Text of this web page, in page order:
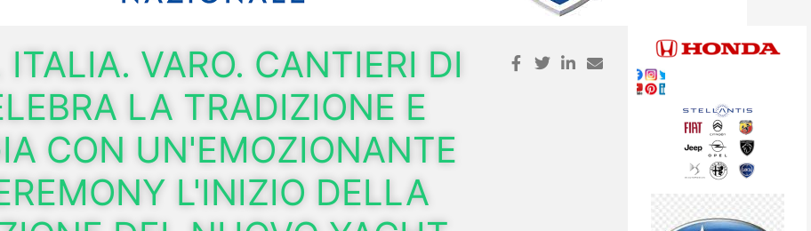
VARO. CANTIERI DI
LA TRADIZIONE E
CON UN'EMOZIONANTE
L'INIZIO DELLA